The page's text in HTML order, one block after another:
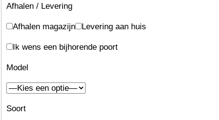
Afhalen / Levering
Afhalen magazijn Levering aan huis
Ik wens een bijhorende poort
Model
Soort